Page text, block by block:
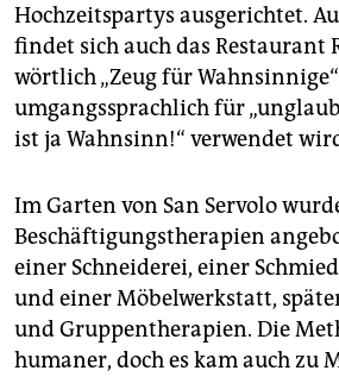
Hochzeitspartys ausgerichtet.
findet sich auch das Restaurant
wörtlich „Zeug für
umgangssprachlich für
ist ja Wahnsinn!“ verwendet
Im Garten von San Servolo
Beschäftigungstherapien
einer Schneiderei, einer
und einer Möbelwerkstatt,
und Gruppentherapien. Die
humaner, doch es kam auch zu